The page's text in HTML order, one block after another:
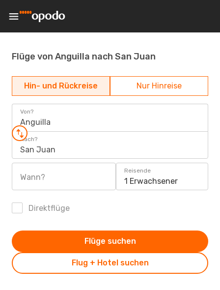
Flüge von Anguilla nach San Juan
Hin- und Rückreise Nur Hinreise
Von?
Anguilla
Nach?
San Juan
Wann?
Reisende
1 Erwachsener
Direktflüge
Flug + Hotel suchen
Flüge suchen